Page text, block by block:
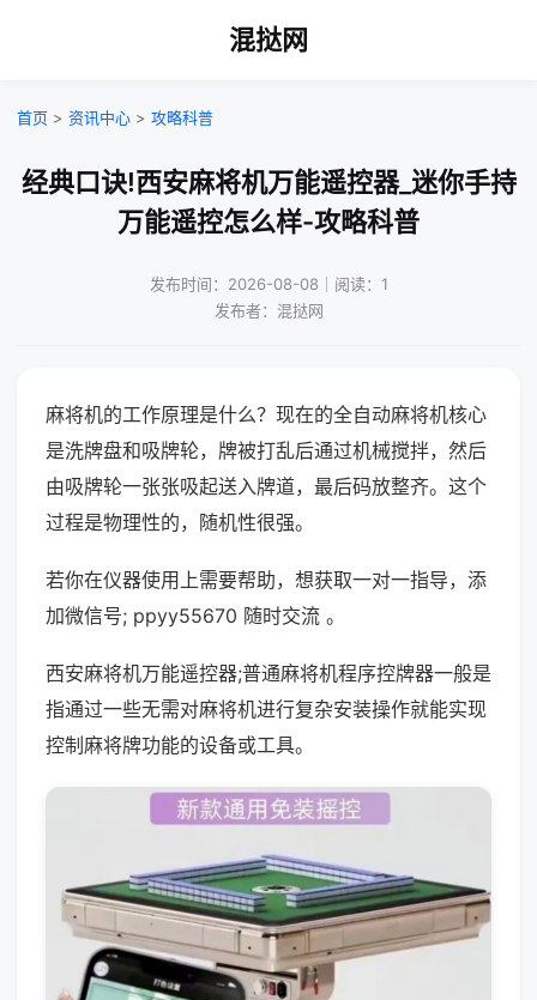
混挞网
首页 > 资讯中心 > 攻略科普
经典口诀!西安麻将机万能遥控器_迷你手持
万能遥控怎么样-攻略科普
发布时间：2026-08-08｜阅读：1
发布者：混挞网
麻将机的工作原理是什么？现在的全自动麻将机核心
是洗牌盘和吸牌轮，牌被打乱后通过机械搅拌，然后
由吸牌轮一张张吸起送入牌道，最后码放整齐。这个
过程是物理性的，随机性很强。
若你在仪器使用上需要帮助，想获取一对一指导，添
加微信号; ppyy55670 随时交流 。
西安麻将机万能遥控器;普通麻将机程序控牌器一般是
指通过一些无需对麻将机进行复杂安装操作就能实现
控制麻将牌功能的设备或工具。